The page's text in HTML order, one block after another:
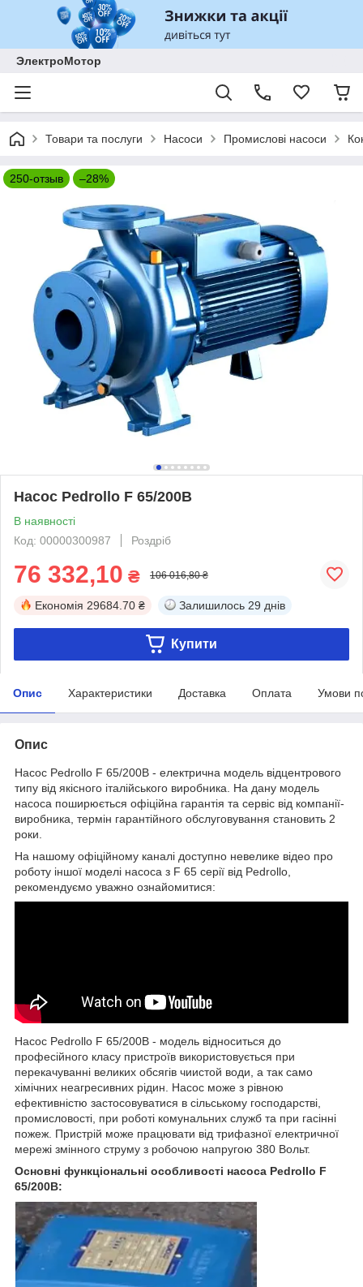
ЭлектроМотор
Товари та послуги Насоси Промислові насоси
250-отзыв –28%
Насос Pedrollo F 65/200B
В наявності
Код: 00000300987
Роздріб
76 332,10 ₴ 106 016,80 ₴
Економія 29684.70 ₴ Залишилось 29 днів
Купити
Опис Характеристики Доставка Оплата Умови
Опис
Насос Pedrollo F 65/200B - електрична модель відцентрового
типу від якісного італійського виробника. На дану модель
насоса поширюється офіційна гарантія та сервіс від компанії-
виробника, термін гарантійного обслуговування становить 2
роки.
На нашому офіційному каналі доступно невелике відео про
роботу іншої моделі насоса з F 65 серії від Pedrollo,
рекомендуємо уважно ознайомитися:
Насос Pedrollo F 65/200B - модель відноситься до
професійного класу пристроїв використовується при
перекачуванні великих обсягів чиистой води, а так само
хімічних неагресивних рідин. Насос може з рівною
ефективністю застосовуватися в сільському господарстві,
промисловості, при роботі комунальних служб та при гасінні
пожеж. Пристрій може працювати від трифазної електричної
мережі змінного струму з робочою напругою 380 Вольт.
Основні функціональні особливості насоса Pedrollo F
65/200B: